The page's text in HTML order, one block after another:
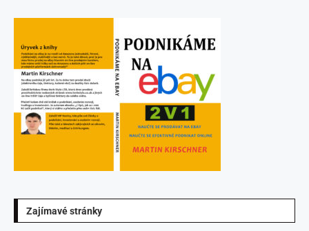
Zajímavé stránky